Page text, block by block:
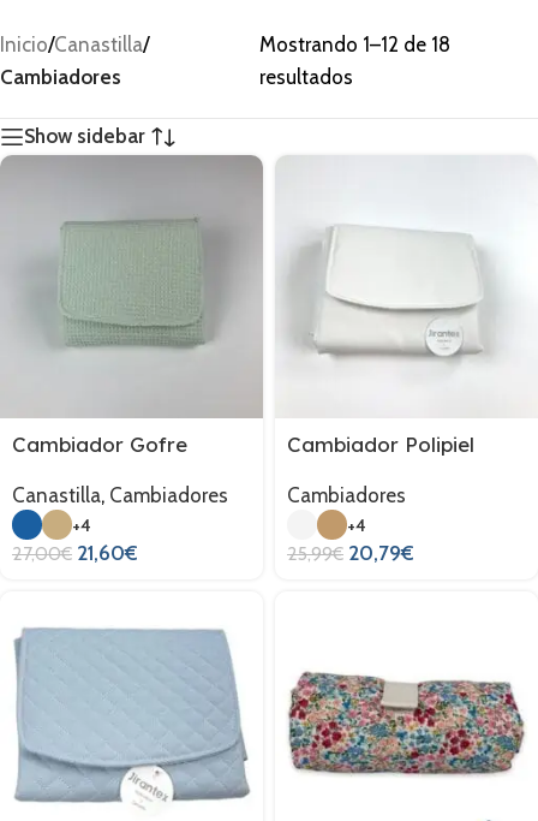
Inicio/Canastilla/
Cambiadores
Mostrando 1–12 de 18
resultados
Show sidebar
Cambiador Gofre
Canastilla, Cambiadores
+4
27,00€ 21,60€
Cambiador Polipiel
Cambiadores
+4
25,99€ 20,79€